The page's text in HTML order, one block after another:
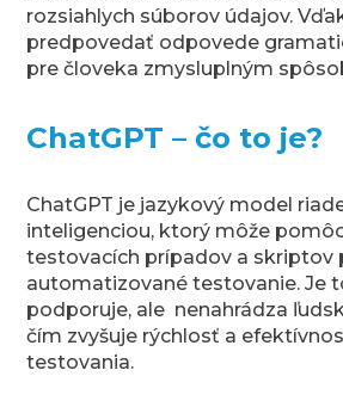
rozsiahlych súborov údajov.
predpovedať odpovede
pre človeka zmysluplným
ChatGPT – čo to je?
ChatGPT je jazykový model
inteligenciou, ktorý môže
testovacích prípadov a skriptov
automatizované testovanie. Je
podporuje, ale nenahrádza
čím zvyšuje rýchlosť a
testovania.